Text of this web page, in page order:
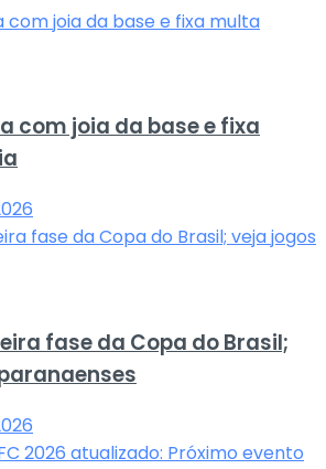
com joia da base e fixa
fase da Copa do Brasil;